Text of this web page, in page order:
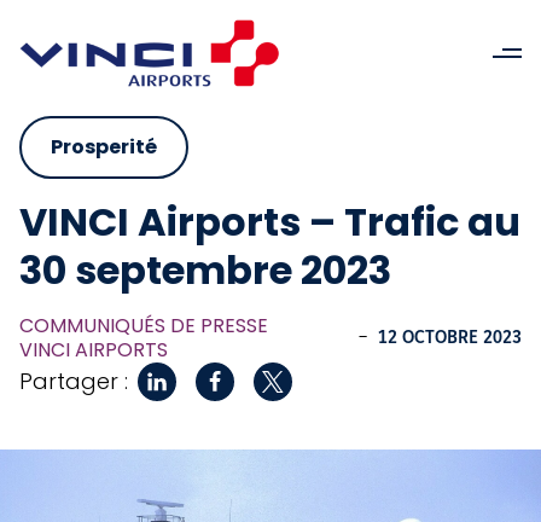
Prosperité
VINCI Airports – Trafic au
30 septembre 2023
COMMUNIQUÉS DE PRESSE
VINCI AIRPORTS
- 12 OCTOBRE 2023
Partager :